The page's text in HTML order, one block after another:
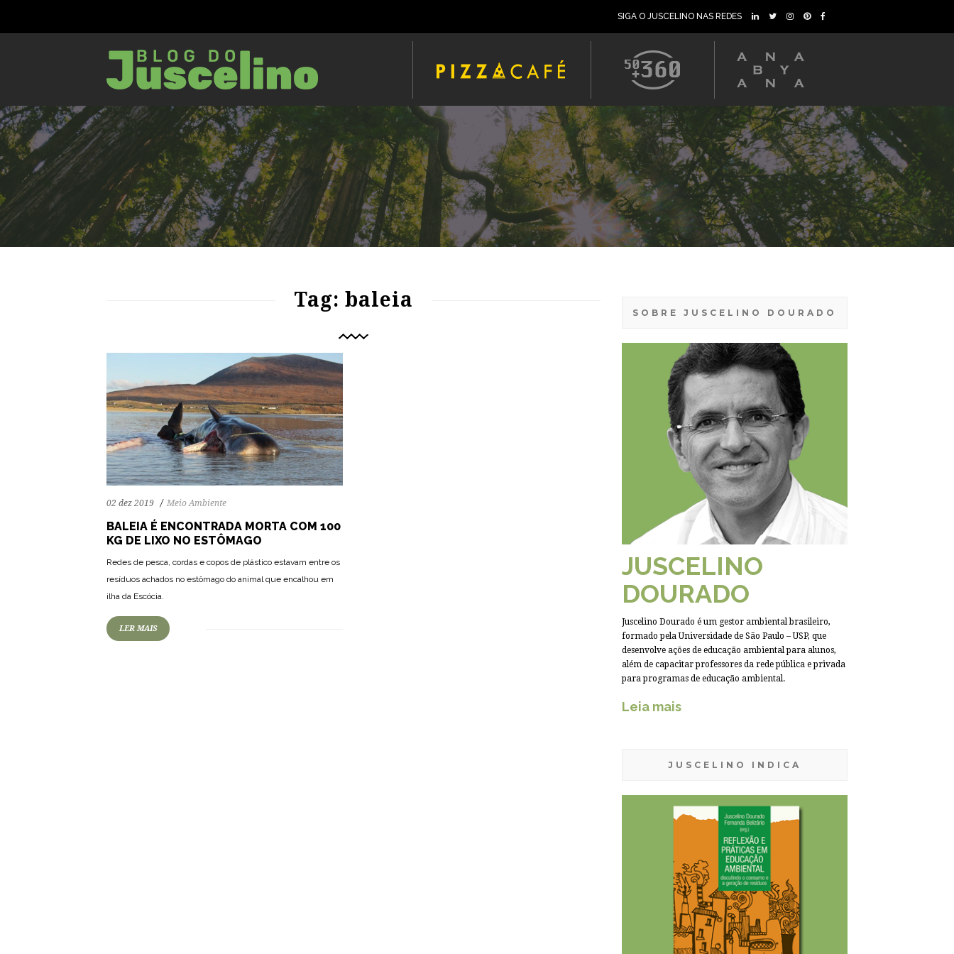
SIGA O JUSCELINO NAS REDES
Tag: baleia
02 dez 2019 Meio Ambiente
BALEIA É ENCONTRADA MORTA COM 100
KG DE LIXO NO ESTÔMAGO
Redes de pesca, cordas e copos de plástico estavam entre os
resíduos achados no estômago do animal que encalhou em
ilha da Escócia.
LER MAIS
SOBRE JUSCELINO DOURADO
JUSCELINO
DOURADO
Juscelino Dourado é um gestor ambiental brasileiro,
formado pela Universidade de São Paulo – USP, que
desenvolve ações de educação ambiental para alunos,
além de capacitar professores da rede pública e privada
para programas de educação ambiental.
Leia mais
JUSCELINO INDICA